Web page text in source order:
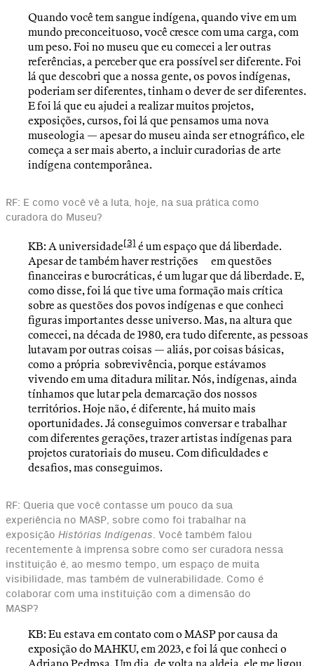
Quando você tem sangue indígena, quando vive em um
mundo preconceituoso, você cresce com uma carga, com
um peso. Foi no museu que eu comecei a ler outras
referências, a perceber que era possível ser diferente. Foi
lá que descobri que a nossa gente, os povos indígenas,
poderiam ser diferentes, tinham o dever de ser diferentes.
E foi lá que eu ajudei a realizar muitos projetos,
exposições, cursos, foi lá que pensamos uma nova
museologia — apesar do museu ainda ser etnográfico, ele
começa a ser mais aberto, a incluir curadorias de arte
indígena contemporânea.
RF: E como você vê a luta, hoje, na sua prática como
curadora do Museu?
KB: A universidade[3] é um espaço que dá liberdade.
Apesar de também haver restrições em questões
financeiras e burocráticas, é um lugar que dá liberdade. E,
como disse, foi lá que tive uma formação mais crítica
sobre as questões dos povos indígenas e que conheci
figuras importantes desse universo. Mas, na altura que
comecei, na década de 1980, era tudo diferente, as pessoas
lutavam por outras coisas — aliás, por coisas básicas,
como a própria sobrevivência, porque estávamos
vivendo em uma ditadura militar. Nós, indígenas, ainda
tínhamos que lutar pela demarcação dos nossos
territórios. Hoje não, é diferente, há muito mais
oportunidades. Já conseguimos conversar e trabalhar
com diferentes gerações, trazer artistas indígenas para
projetos curatoriais do museu. Com dificuldades e
desafios, mas conseguimos.
RF: Queria que você contasse um pouco da sua
experiência no MASP, sobre como foi trabalhar na
exposição Histórias Indígenas. Você também falou
recentemente à imprensa sobre como ser curadora nessa
instituição é, ao mesmo tempo, um espaço de muita
visibilidade, mas também de vulnerabilidade. Como é
colaborar com uma instituição com a dimensão do
MASP?
KB: Eu estava em contato com o MASP por causa da
exposição do MAHKU, em 2023, e foi lá que conheci o